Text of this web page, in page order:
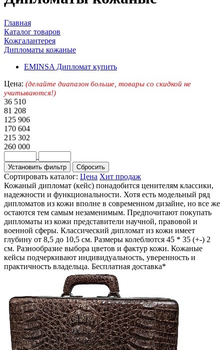
Главная
Каталог товаров
Кожгалантерея
Дипломаты кожаные
EMINSA Дипломат купить
Цена: (делайте диапазон больше, товары со скидкой не
учитываются!)
36 510
81 208
125 906
170 604
215 302
260 000
Сортировать каталог: Цена Хит продаж
Кожаный дипломат (кейс) понадобится ценителям классики,
надежности и функциональности. Хотя есть модельный ряд
дипломатов из кожи вполне в современном дизайне, но все же
остаются тем самым незаменимым. Предпочитают покупать
дипломаты из кожи представители научной, правовой и
военной сферы. Классический дипломат из кожи имеет
глубину от 8,5 до 10,5 см. Размеры колеблются 45 * 35 (+-) 2
см. Разнообразие выбора цветов и фактур кожи. Кожаные
кейсы подчеркивают индивидуальность, уверенность и
практичность владельца. Бесплатная доставка*